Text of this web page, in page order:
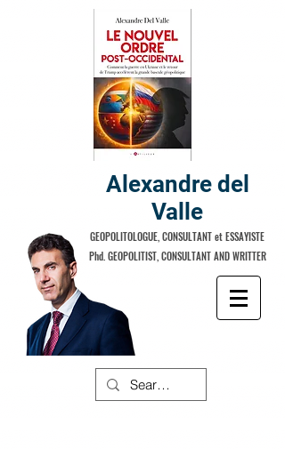
Alexandre del
Valle
GEOPOLITOLOGUE, CONSULTANT et ESSAYISTE
Phd. GEOPOLITIST, CONSULTANT AND WRITTER